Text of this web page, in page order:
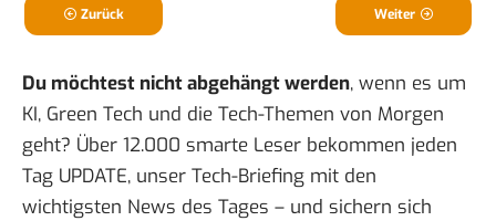
Zurück Weiter
Du möchtest nicht abgehängt werden, wenn es um
KI, Green Tech und die Tech-Themen von Morgen
geht? Über 12.000 smarte Leser bekommen jeden
Tag UPDATE, unser Tech-Briefing mit den
wichtigsten News des Tages – und sichern sich